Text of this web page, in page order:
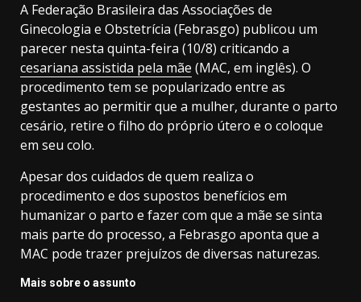
A Federação Brasileira das Associações de
Ginecologia e Obstetrícia (Febrasgo) publicou um
parecer nesta quinta-feira (10/8) criticando a
cesariana assistida pela mãe (MAC, em inglês). O
procedimento tem se popularizado entre as
gestantes ao permitir que a mulher, durante o parto
cesário, retire o filho do próprio útero e o coloque
em seu colo.
Apesar dos cuidados de quem realiza o
procedimento e dos supostos benefícios em
humanizar o parto e fazer com que a mãe se sinta
mais parte do processo, a Febrasgo aponta que a
MAC pode trazer prejuízos de diversas naturezas.
Mais sobre o assunto